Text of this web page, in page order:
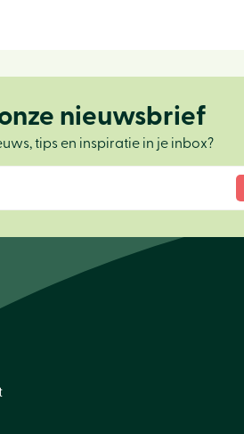
nieuwsbrief
tips en inspiratie in je inbox?